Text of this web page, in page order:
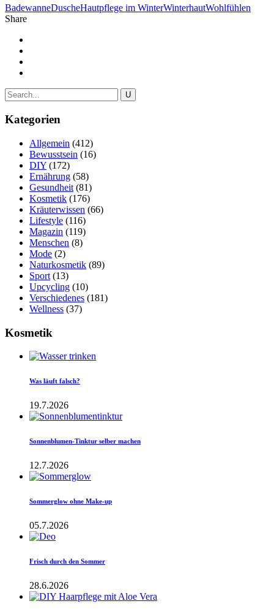
BadewanneDuscheHautpflege im WinterWinterhautWohlfühlen
Share
Kategorien
Allgemein (412)
Bewusstsein (16)
DIY (172)
Ernährung (58)
Gesundheit (81)
Kosmetik (176)
Kräuterwissen (66)
Lifestyle (116)
Magazin (119)
Menschen (8)
Mode (2)
Naturkosmetik (89)
Sport (13)
Upcycling (10)
Verschiedenes (181)
Wellness (37)
Kosmetik
Was läuft falsch?
19.7.2026
Sonnenblumen-Tinktur selber machen
12.7.2026
Sommerglow ohne Make-up
05.7.2026
Frisch durch den Sommer
28.6.2026